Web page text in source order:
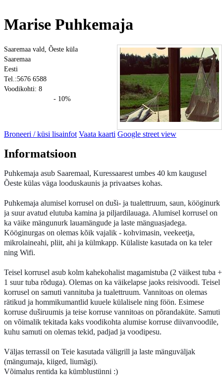
Marise Puhkemaja
Saaremaa vald, Õeste küla
Saaremaa
Eesti
Tel.:5676 6588
Voodikohti: 8
- 10%
Broneeri / küsi lisainfot Vaata kaarti Google street view
Informatsioon
Puhkemaja asub Saaremaal, Kuressaarest umbes 40 km kaugusel
Õeste külas väga looduskaunis ja privaatses kohas.
Puhkemaja alumisel korrusel on duši- ja tualettruum, saun, kööginurk
ja suur avatud elutuba kamina ja piljardilauaga. Alumisel korrusel on
ka väike mängunurk lauamängude ja laste mänguasjadega.
Kööginurgas on olemas kõik vajalik - kohvimasin, veekeetja,
mikrolaineahi, pliit, ahi ja külmkapp. Külaliste kasutada on ka teler
ning Wifi.
Teisel korrusel asub kolm kahekohalist magamistuba (2 väikest tuba +
1 suur tuba rõduga). Olemas on ka väikelapse jaoks reisivoodi. Teisel
korrusel on samuti vannituba ja tualettruum. Vannitoas on olemas
rätikud ja hommikumantlid kuuele külalisele ning föön. Esimese
korruse duširuumis ja teise korruse vannitoas on põrandaküte. Samuti
on võimalik tekitada kaks voodikohta alumise korruse diivanvoodile,
kuhu samuti on olemas tekid, padjad ja voodipesu.
Väljas terrassil on Teie kasutada väligrill ja laste mänguväljak
(mängumaja, kiiged, liumägi).
Võimalus rentida ka kümblustünni :)